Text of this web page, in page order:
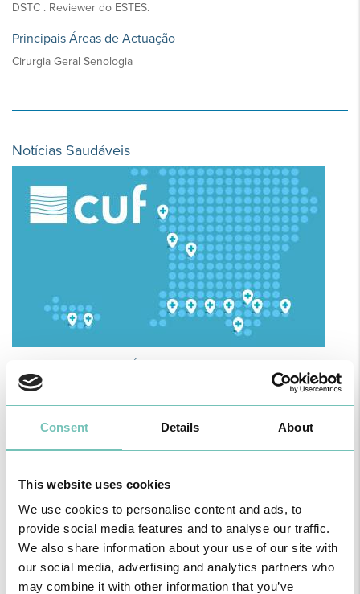
Consent Details About
This website uses cookies
We use cookies to personalise content and ads, to
provide social media features and to analyse our traffic.
We also share information about your use of our site with
our social media, advertising and analytics partners who
may combine it with other information that you’ve
DSTC . Reviewer do ESTES.
Principais Áreas de Actuação
Cirurgia Geral Senologia
Notícias Saudáveis
PRÓXIMOS.
Para cuidar de si no Algarve, Alentejo e Madeira